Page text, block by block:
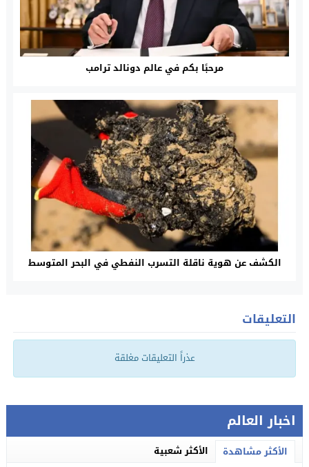
مرحبًا بكم في عالم دونالد ترامب
الكشف عن هوية ناقلة التسرب النفطي في البحر المتوسط
التعليقات
عذراً التعليقات مغلقة
اخبار العالم
الأكثر مشاهدة الأكثر شعبية